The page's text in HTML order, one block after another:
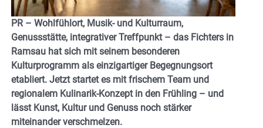
PR – Wohlfühlort, Musik- und Kulturraum,
Genussstätte, integrativer Treffpunkt – das Fichters in
Ramsau hat sich mit seinem besonderen
Kulturprogramm als einzigartiger Begegnungsort
etabliert. Jetzt startet es mit frischem Team und
regionalem Kulinarik-Konzept in den Frühling – und
lässt Kunst, Kultur und Genuss noch stärker
miteinander verschmelzen.